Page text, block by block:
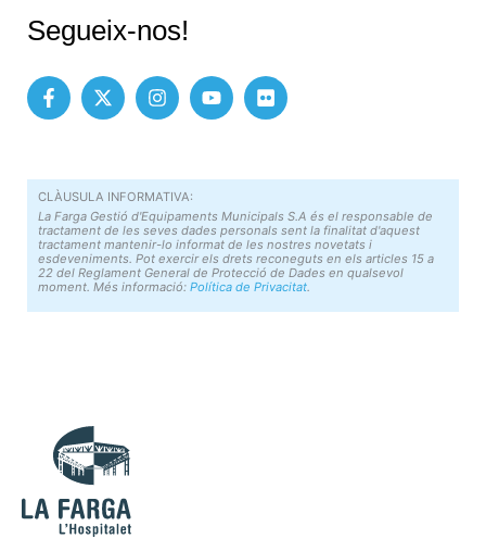
Segueix-nos!
CLÀUSULA INFORMATIVA:
La Farga Gestió d'Equipaments Municipals S.A és el responsable de
tractament de les seves dades personals sent la finalitat d'aquest
tractament mantenir-lo informat de les nostres novetats i
esdeveniments. Pot exercir els drets reconeguts en els articles 15 a
22 del Reglament General de Protecció de Dades en qualsevol
moment. Més informació: Política de Privacitat.